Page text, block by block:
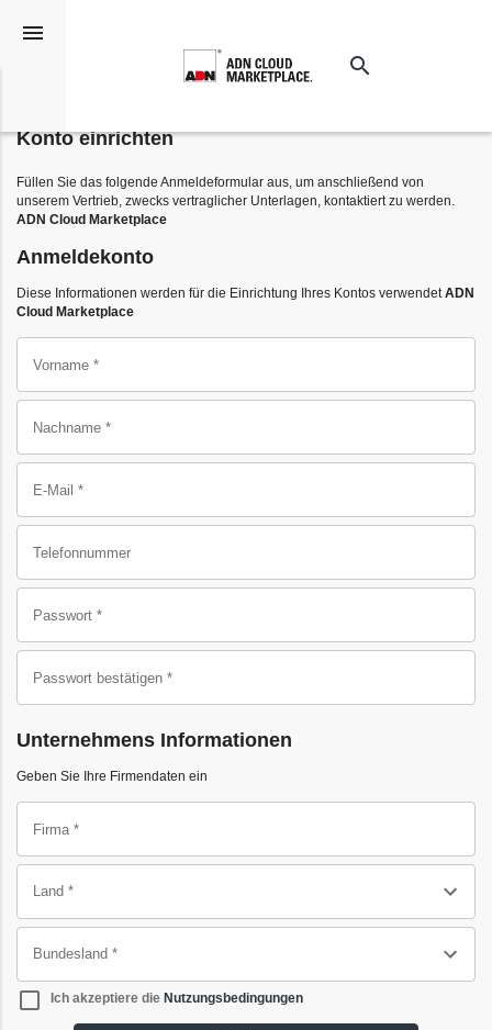
menu
Suchen
search
Konto einrichten
Füllen Sie das folgende Anmeldeformular aus, um anschließend von
unserem Vertrieb, zwecks vertraglicher Unterlagen, kontaktiert zu werden.
ADN Cloud Marketplace
Anmeldekonto
Diese Informationen werden für die Einrichtung Ihres Kontos verwendetADN
Cloud Marketplace
Vorname *
Nachname *
E-Mail *
Telefonnummer
Passwort *
Passwort bestätigen *
Unternehmens Informationen
Geben Sie Ihre Firmendaten ein
Firma *
Land *
Bundesland
check_box_outline_blank Ich akzeptiere die Nutzungsbedingungen